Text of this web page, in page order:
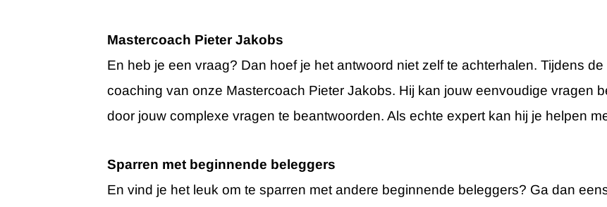
Mastercoach Pieter Jakobs
En heb je een vraag? Dan hoef je het antwoord niet zelf te achterhalen. Tijdens
coaching van onze Mastercoach Pieter Jakobs. Hij kan jouw eenvoudige vragen
door jouw complexe vragen te beantwoorden. Als echte expert kan hij je helpen
Sparren met beginnende beleggers
En vind je het leuk om te sparren met andere beginnende beleggers? Ga dan